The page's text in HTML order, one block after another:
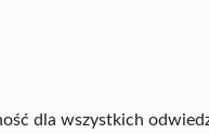
dla wszystkich